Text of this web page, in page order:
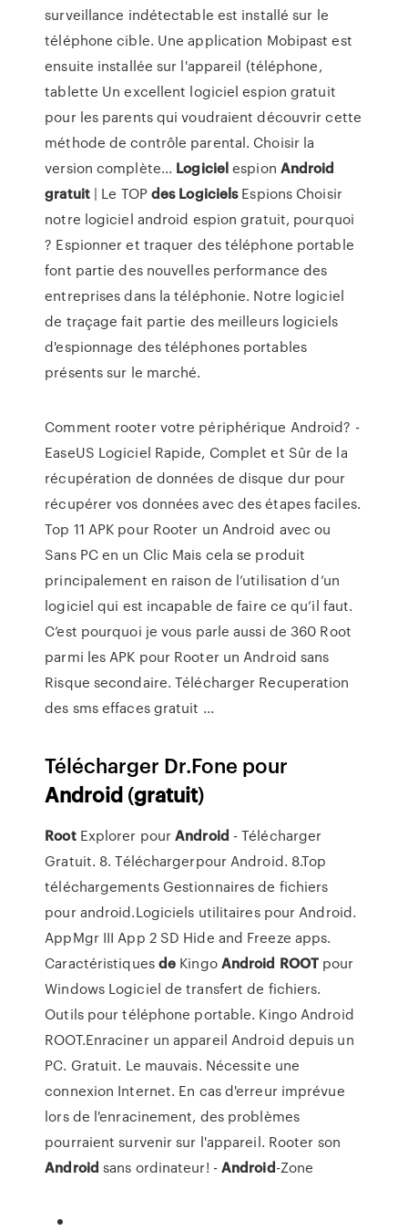
surveillance indétectable est installé sur le
téléphone cible. Une application Mobipast est
ensuite installée sur l'appareil (téléphone,
tablette Un excellent logiciel espion gratuit
pour les parents qui voudraient découvrir cette
méthode de contrôle parental. Choisir la
version complète... Logicielespion Android
gratuit| Le TOPdes LogicielsEspions Choisir
notre logiciel android espion gratuit, pourquoi
? Espionner et traquer des téléphone portable
font partie des nouvelles performance des
entreprises dans la téléphonie. Notre logiciel
de traçage fait partie des meilleurs logiciels
d'espionnage des téléphones portables
présents sur le marché.
Comment rooter votre périphérique Android? -
EaseUS Logiciel Rapide, Complet et Sûr de la
récupération de données de disque dur pour
récupérer vos données avec des étapes faciles.
Top 11 APK pour Rooter un Android avec ou
Sans PC en un Clic Mais cela se produit
principalement en raison de l’utilisation d’un
logiciel qui est incapable de faire ce qu’il faut.
C’est pourquoi je vous parle aussi de 360 Root
parmi les APK pour Rooter un Android sans
Risque secondaire. Télécharger Recuperation
des sms effaces gratuit ...
Télécharger Dr.Fone pour
Android (gratuit)
RootExplorer pourAndroid - Télécharger
Gratuit. 8. Téléchargerpour Android. 8.Top
téléchargements Gestionnaires de fichiers
pour android.Logiciels utilitaires pour Android.
AppMgr III App 2 SD Hide and Freeze apps.
Caractéristiquesde KingoAndroid ROOT pour
Windows Logiciel de transfert de fichiers.
Outils pour téléphone portable. Kingo Android
ROOT.Enraciner un appareil Android depuis un
PC. Gratuit. Le mauvais. Nécessite une
connexion Internet. En cas d'erreur imprévue
lors de l'enracinement, des problèmes
pourraient survenir sur l'appareil. Rooter son
Android sans ordinateur! -Android-Zone